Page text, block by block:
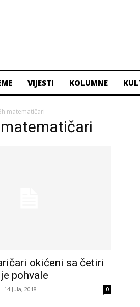
VIJESTI KOLUMNE
matematičari
matematičari
okićeni sa četiri
pohvale
- 14 Jula, 2018 0